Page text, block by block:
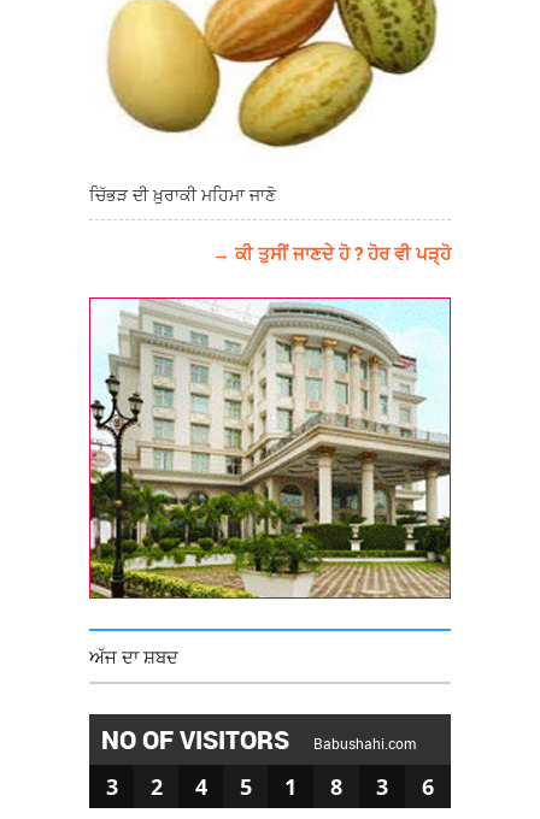
ਚਿੱਭੜ ਦੀ ਖ਼ੁਰਾਕੀ ਮਹਿਮਾ ਜਾਣੋ
→ ਕੀ ਤੁਸੀਂ ਜਾਣਦੇ ਹੋ ? ਹੋਰ ਵੀ ਪੜ੍ਹੋ
ਅੱਜ ਦਾ ਸ਼ਬਦ
NO OF VISITORS Babushahi.com
3 2 4 5 1 8 3 6